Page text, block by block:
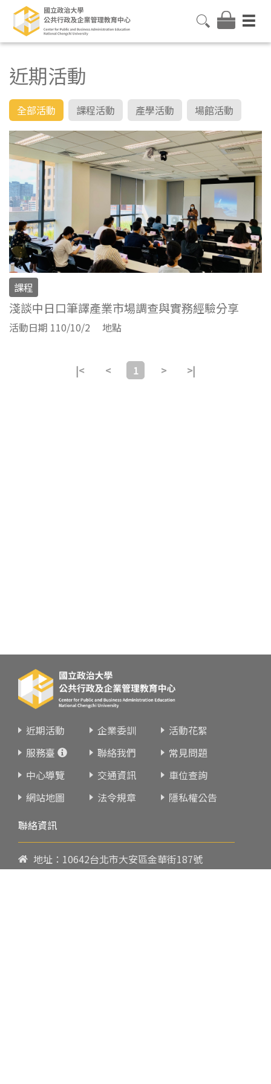
近期活動
全部活動 課程活動 產學活動 場館活動
課程
淺談中日口筆譯產業市場調查與實務經驗分享
活動日期 110/10/2 地點
|< < 1 > >|
近期活動 企業委訓
活動花絮
服務臺
聯絡我們
常見問題
中心導覽
交通資訊
車位查詢
網站地圖
法令規章
隱私權公告
聯絡資訊
地址：10642台北市大安區金華街187號